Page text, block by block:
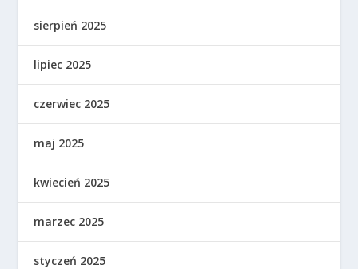
sierpień 2025
lipiec 2025
czerwiec 2025
maj 2025
kwiecień 2025
marzec 2025
styczeń 2025